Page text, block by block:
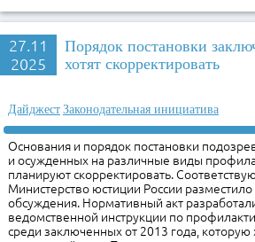
27.11
2025
Порядок постановки
хотят скорректировать
Дайджест Законодательная инициатива
Основания и порядок постановки
и осужденных на различные виды
планируют скорректировать.
Министерство юстиции России
обсуждения. Нормативный акт
ведомственной инструкции по
среди заключенных от 2013 года, которую